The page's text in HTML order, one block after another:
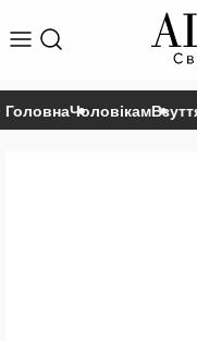
ГоловнаЧоловікам